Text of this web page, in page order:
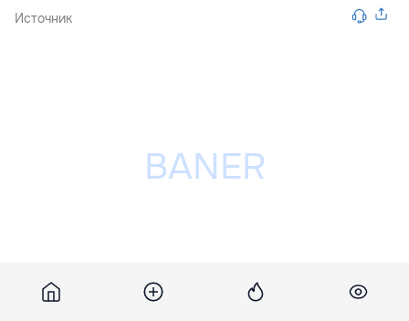
Источник
Разместить рекламу на сайте